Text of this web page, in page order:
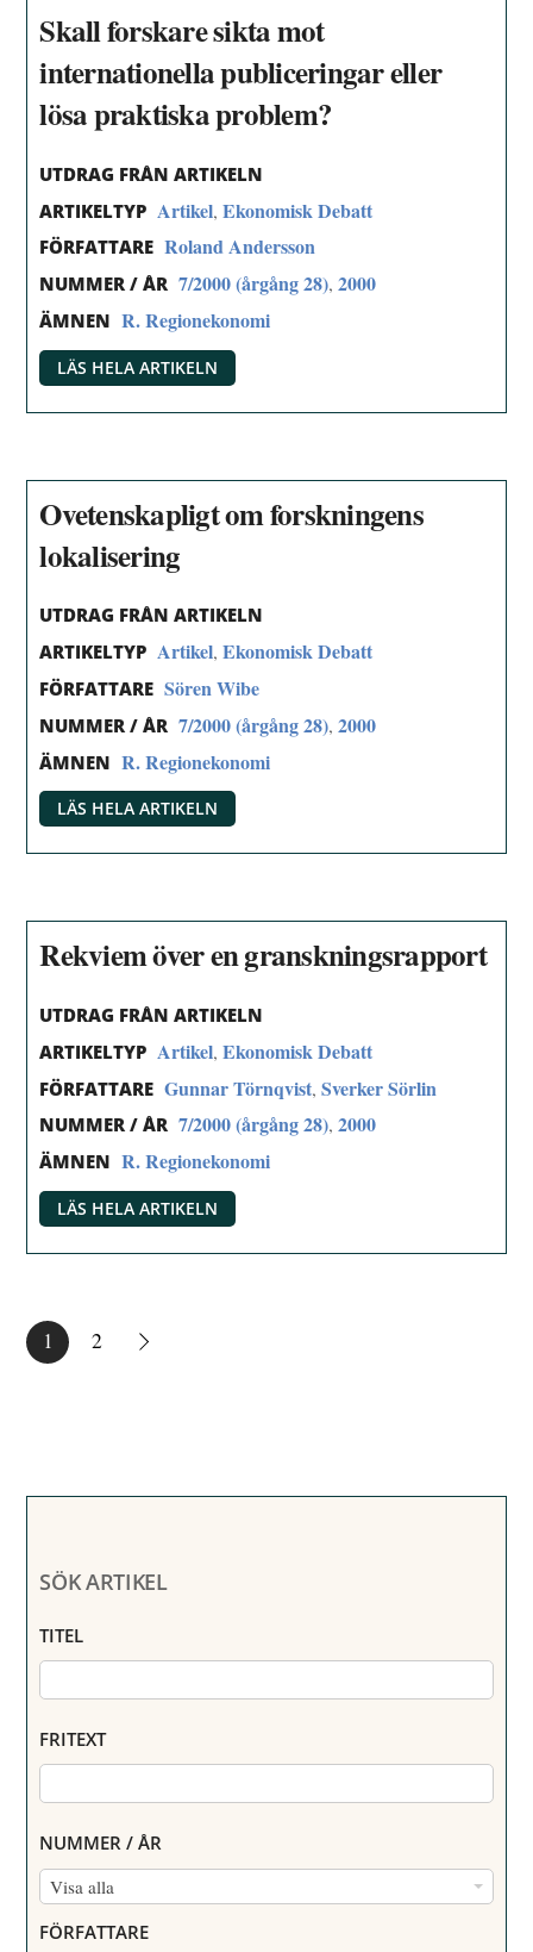
Skall forskare sikta mot
internationella publiceringar eller
lösa praktiska problem?
UTDRAG FRÅN ARTIKELN
ARTIKELTYP Artikel,Ekonomisk Debatt
FÖRFATTARE Roland Andersson
NUMMER / ÅR 7/2000 (årgång 28),2000
ÄMNEN R. Regionekonomi
LÄS HELA ARTIKELN
Ovetenskapligt om forskningens
lokalisering
UTDRAG FRÅN ARTIKELN
ARTIKELTYP Artikel,Ekonomisk Debatt
FÖRFATTARE Sören Wibe
NUMMER / ÅR 7/2000 (årgång 28),2000
ÄMNEN R. Regionekonomi
LÄS HELA ARTIKELN
Rekviem över en granskningsrapport
UTDRAG FRÅN ARTIKELN
ARTIKELTYP Artikel,Ekonomisk Debatt
FÖRFATTARE Gunnar Törnqvist,Sverker Sörlin
NUMMER / ÅR 7/2000 (årgång 28),2000
ÄMNEN R. Regionekonomi
LÄS HELA ARTIKELN
1 2
SÖK ARTIKEL
TITEL
FRITEXT
NUMMER / ÅR
Visa alla
N
M
FÖRFATTARE